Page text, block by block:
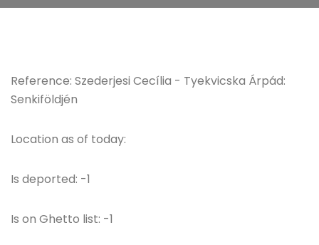
Reference: Szederjesi Cecília - Tyekvicska Árpád:
Senkiföldjén
Location as of today:
Is deported: -1
Is on Ghetto list: -1